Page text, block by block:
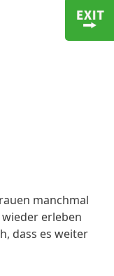
manchmal
erleben
dass es weiter